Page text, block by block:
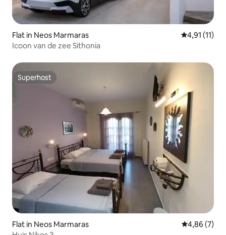
Flat in Neos Marmaras Gemiddelde
4,91 (11)
Icoon van de zee Sithonia
Superhost
Superhost
Flat in Neos Marmaras Gemiddelde
4,86 (7)